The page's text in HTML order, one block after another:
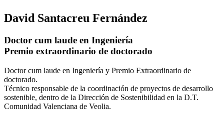
David Santacreu Fernández
Doctor cum laude en Ingeniería
Premio extraordinario de doctorado
Doctor cum laude en Ingeniería y Premio Extraordinario de
doctorado.
Técnico responsable de la coordinación de proyectos de desarrollo
sostenible, dentro de la Dirección de Sostenibilidad en la D.T.
Comunidad Valenciana de Veolia.